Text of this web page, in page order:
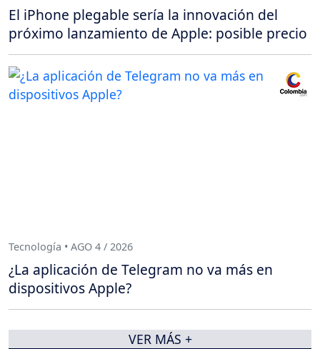
El iPhone plegable sería la innovación del
próximo lanzamiento de Apple: posible precio
Tecnología • AGO 4 / 2026
¿La aplicación de Telegram no va más en
dispositivos Apple?
VER MÁS +